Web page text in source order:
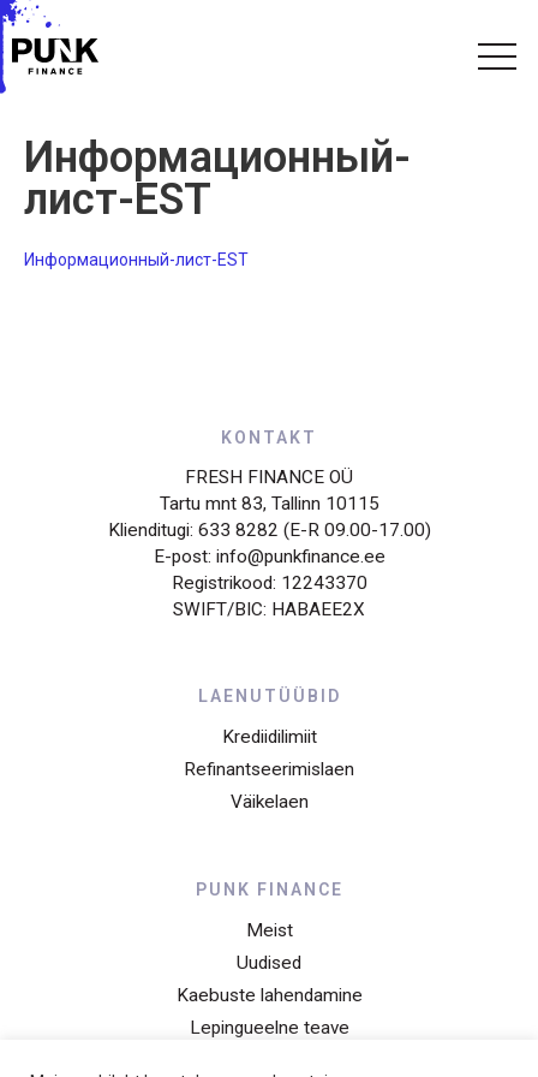
Информационный-
лист-EST
Информационный-лист-EST
KONTAKT
FRESH FINANCE OÜ
Tartu mnt 83, Tallinn 10115
Klienditugi: 633 8282 (E-R 09.00-17.00)
E-post: info@punkfinance.ee
Registrikood: 12243370
SWIFT/BIC: HABAEE2X
LAENUTÜÜBID
Krediidilimiit
Refinantseerimislaen
Väikelaen
PUNK FINANCE
Meist
Uudised
Kaebuste lahendamine
Lepingueelne teave